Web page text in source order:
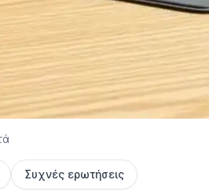
Συχνές ερωτήσεις